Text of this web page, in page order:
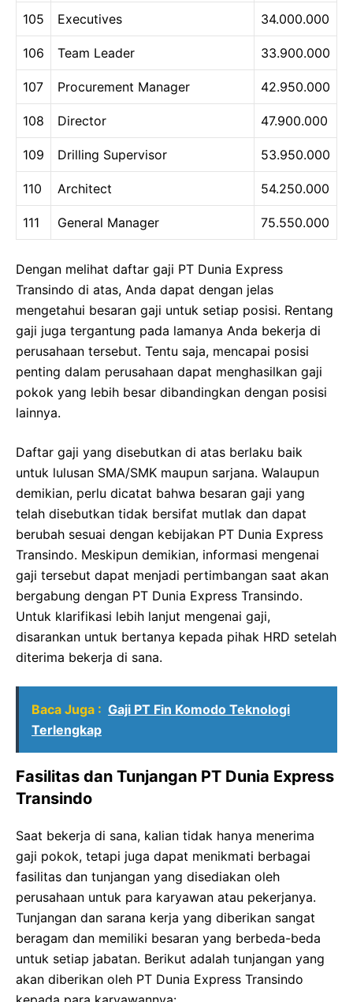
105 Executives 34.000.000
106 Team Leader 33.900.000
107 Procurement Manager 42.950.000
108 Director 47.900.000
109 Drilling Supervisor 53.950.000
110 Architect 54.250.000
111 General Manager 75.550.000
Dengan melihat daftar gaji PT Dunia Express
Transindo di atas, Anda dapat dengan jelas
mengetahui besaran gaji untuk setiap posisi. Rentang
gaji juga tergantung pada lamanya Anda bekerja di
perusahaan tersebut. Tentu saja, mencapai posisi
penting dalam perusahaan dapat menghasilkan gaji
pokok yang lebih besar dibandingkan dengan posisi
lainnya.
Daftar gaji yang disebutkan di atas berlaku baik
untuk lulusan SMA/SMK maupun sarjana. Walaupun
demikian, perlu dicatat bahwa besaran gaji yang
telah disebutkan tidak bersifat mutlak dan dapat
berubah sesuai dengan kebijakan PT Dunia Express
Transindo. Meskipun demikian, informasi mengenai
gaji tersebut dapat menjadi pertimbangan saat akan
bergabung dengan PT Dunia Express Transindo.
Untuk klarifikasi lebih lanjut mengenai gaji,
disarankan untuk bertanya kepada pihak HRD setelah
diterima bekerja di sana.
Baca Juga : Gaji PT Fin Komodo Teknologi
Terlengkap
Fasilitas dan Tunjangan PT Dunia Express
Transindo
Saat bekerja di sana, kalian tidak hanya menerima
gaji pokok, tetapi juga dapat menikmati berbagai
fasilitas dan tunjangan yang disediakan oleh
perusahaan untuk para karyawan atau pekerjanya.
Tunjangan dan sarana kerja yang diberikan sangat
beragam dan memiliki besaran yang berbeda-beda
untuk setiap jabatan. Berikut adalah tunjangan yang
akan diberikan oleh PT Dunia Express Transindo